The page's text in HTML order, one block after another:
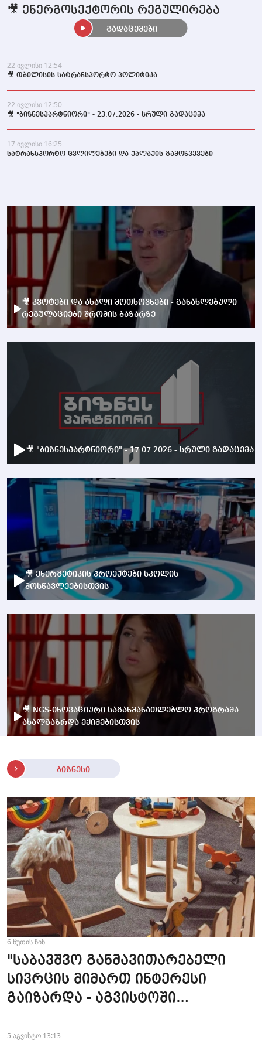
22 ივლისი 12:54
🎥 თბილისის სატრანსპორტო პოლიტიკა
22 ივლისი 12:50
🎥 "ბიზნესპარტნიორი" - 23.07.2026 - სრული გადაცემა
17 ივლისი 16:25
სატრანსპორტო ცვლილებები და ქალაქის გამოწვევები
🎥 ენერგოსექტორის რეგულირება
გადაცემები
🎥 კვოტები და ახალი მოთხოვნები - განახლებული
რეგულაციები შრომის ბაზარზე
🎥 "ბიზნესპარტნიორი" - 17.07.2026 - სრული გადაცემა
🎥 ენერგეტიკის პროექტები სკოლის
მოსწავლეებისთვის
🎥 NGS-ინოვაციური საგანმანათლებლო პროგრამა
ახალგაზრდა ექიმებისთვის
ბიზნესი
6 წუთის წინ
"საბავშვო განმავითარებელი
სივრცის მიმართ ინტერესი
გაიზარდა - აგვისტოში
დაჯავშნილია" - Kokito Kids Space
5 აგვისტო 13:13